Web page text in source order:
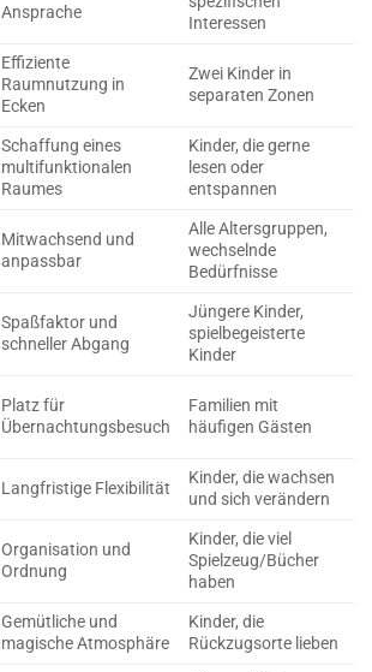
Ansprache
Interessen
Effiziente
Raumnutzung in
Ecken
Zwei Kinder in
separaten Zonen
Schaffung eines
multifunktionalen
Raumes
Kinder, die gerne
lesen oder
entspannen
Mitwachsend und
anpassbar
Alle Altersgruppen,
wechselnde
Bedürfnisse
Spaßfaktor und
schneller Abgang
Jüngere Kinder,
spielbegeisterte
Kinder
Platz für
Übernachtungsbesuch
Familien mit
häufigen Gästen
Langfristige Flexibilität
Kinder, die wachsen
und sich verändern
Organisation und
Ordnung
Kinder, die viel
Spielzeug/Bücher
haben
Gemütliche und
magische Atmosphäre
Kinder, die
Rückzugsorte lieben